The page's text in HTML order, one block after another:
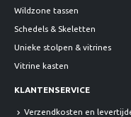
Wildzone tassen
Schedels & Skeletten
Unieke stolpen & vitrines
Vitrine kasten
KLANTENSERVICE
Verzendkosten en